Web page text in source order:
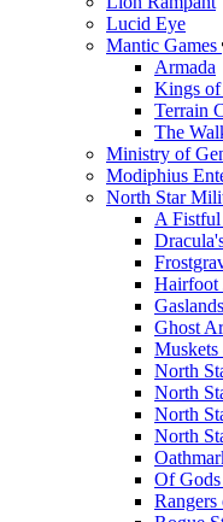
Lucid Eye
Mantic Games
Armada
Kings of
Terrain
The
Ministry of
Modiphius
North Star
A
Hairfoot
Ghost
North
North
North
North
Of